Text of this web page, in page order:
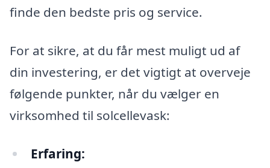
finde den bedste pris og service.
For at sikre, at du får mest muligt ud af
din investering, er det vigtigt at overveje
følgende punkter, når du vælger en
virksomhed til solcellevask:
Erfaring: